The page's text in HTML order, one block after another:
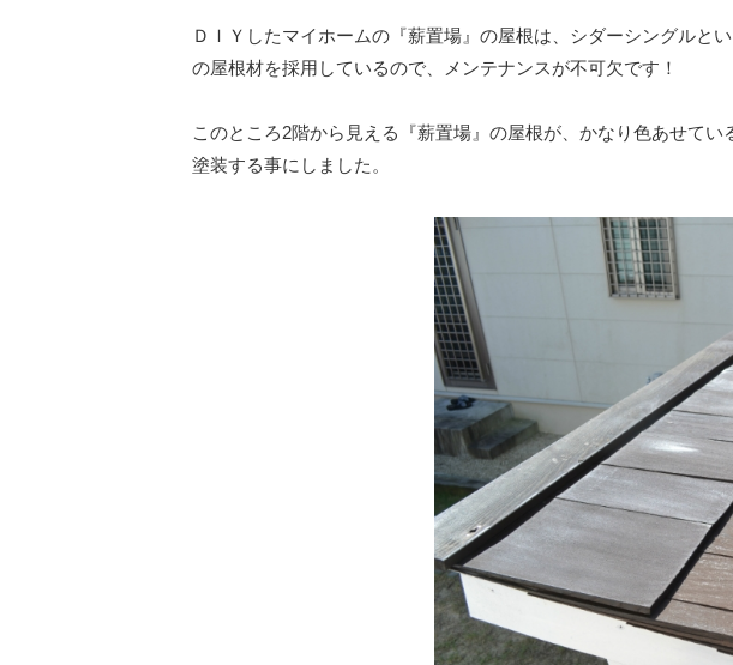
ＤＩＹしたマイホームの『薪置場』の屋根は、シダーシングルと
の屋根材を採用しているので、メンテナンスが不可欠です！
このところ2階から見える『薪置場』の屋根が、かなり色あせてい
塗装する事にしました。